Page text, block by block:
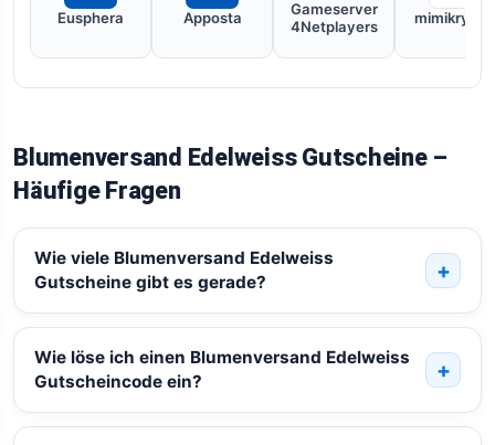
Eusphera Apposta
Gameserver
4Netplayers
mimikry.me
Blumenversand Edelweiss Gutscheine –
Häufige Fragen
Wie viele Blumenversand Edelweiss
Gutscheine gibt es gerade?
Wie löse ich einen Blumenversand Edelweiss
Gutscheincode ein?